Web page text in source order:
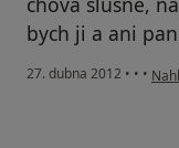
bych ji a ani
27. dubna 2012 • • •